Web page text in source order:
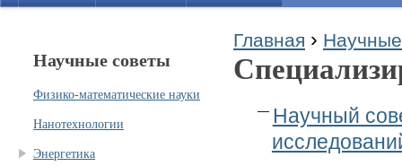
Вы здесь
Главная ›
Научный
Научные советы
Физико-математические науки
Нанотехнологии
Энергетика